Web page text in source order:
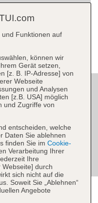
Funktionen auf
können wir
Gerät setzen,
[z. B. IP-Adresse] von
Webseite
und Analysen
[z.B. USA] möglich
und Zugriffe von
entscheiden, welche
Daten Sie ablehnen
finden Sie im Cookie-
Verarbeitung Ihrer
Ihre
durch
sich nicht auf die
Soweit Sie „Ablehnen“
Angebote